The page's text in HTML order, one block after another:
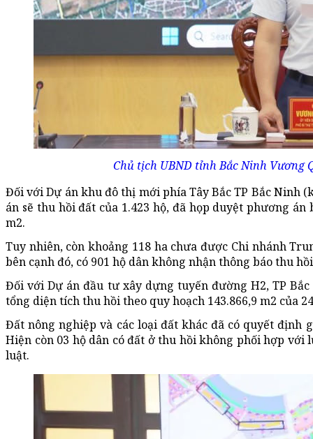
Chủ tịch UBND tỉnh Bắc Ninh Vương
Đối với Dự án khu đô thị mới phía Tây Bắc TP Bắc Ninh
án sẽ thu hồi đất của 1.423 hộ, đã họp duyệt phương
m2.
Tuy nhiên, còn khoảng 118 ha chưa được Chi nhánh
bên cạnh đó, có 901 hộ dân không nhận thông báo thu
Đối với Dự án đầu tư xây dựng tuyến đường H2, TP
tổng diện tích thu hồi theo quy hoạch 143.866,9 m2 của
Đất nông nghiệp và các loại đất khác đã có quyết định
Hiện còn 03 hộ dân có đất ở thu hồi không phối hợp
luật.